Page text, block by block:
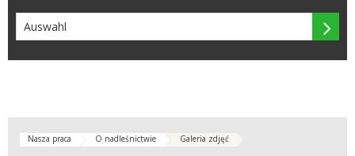

Nasza praca O nadleśnictwie Galeria zdjęć